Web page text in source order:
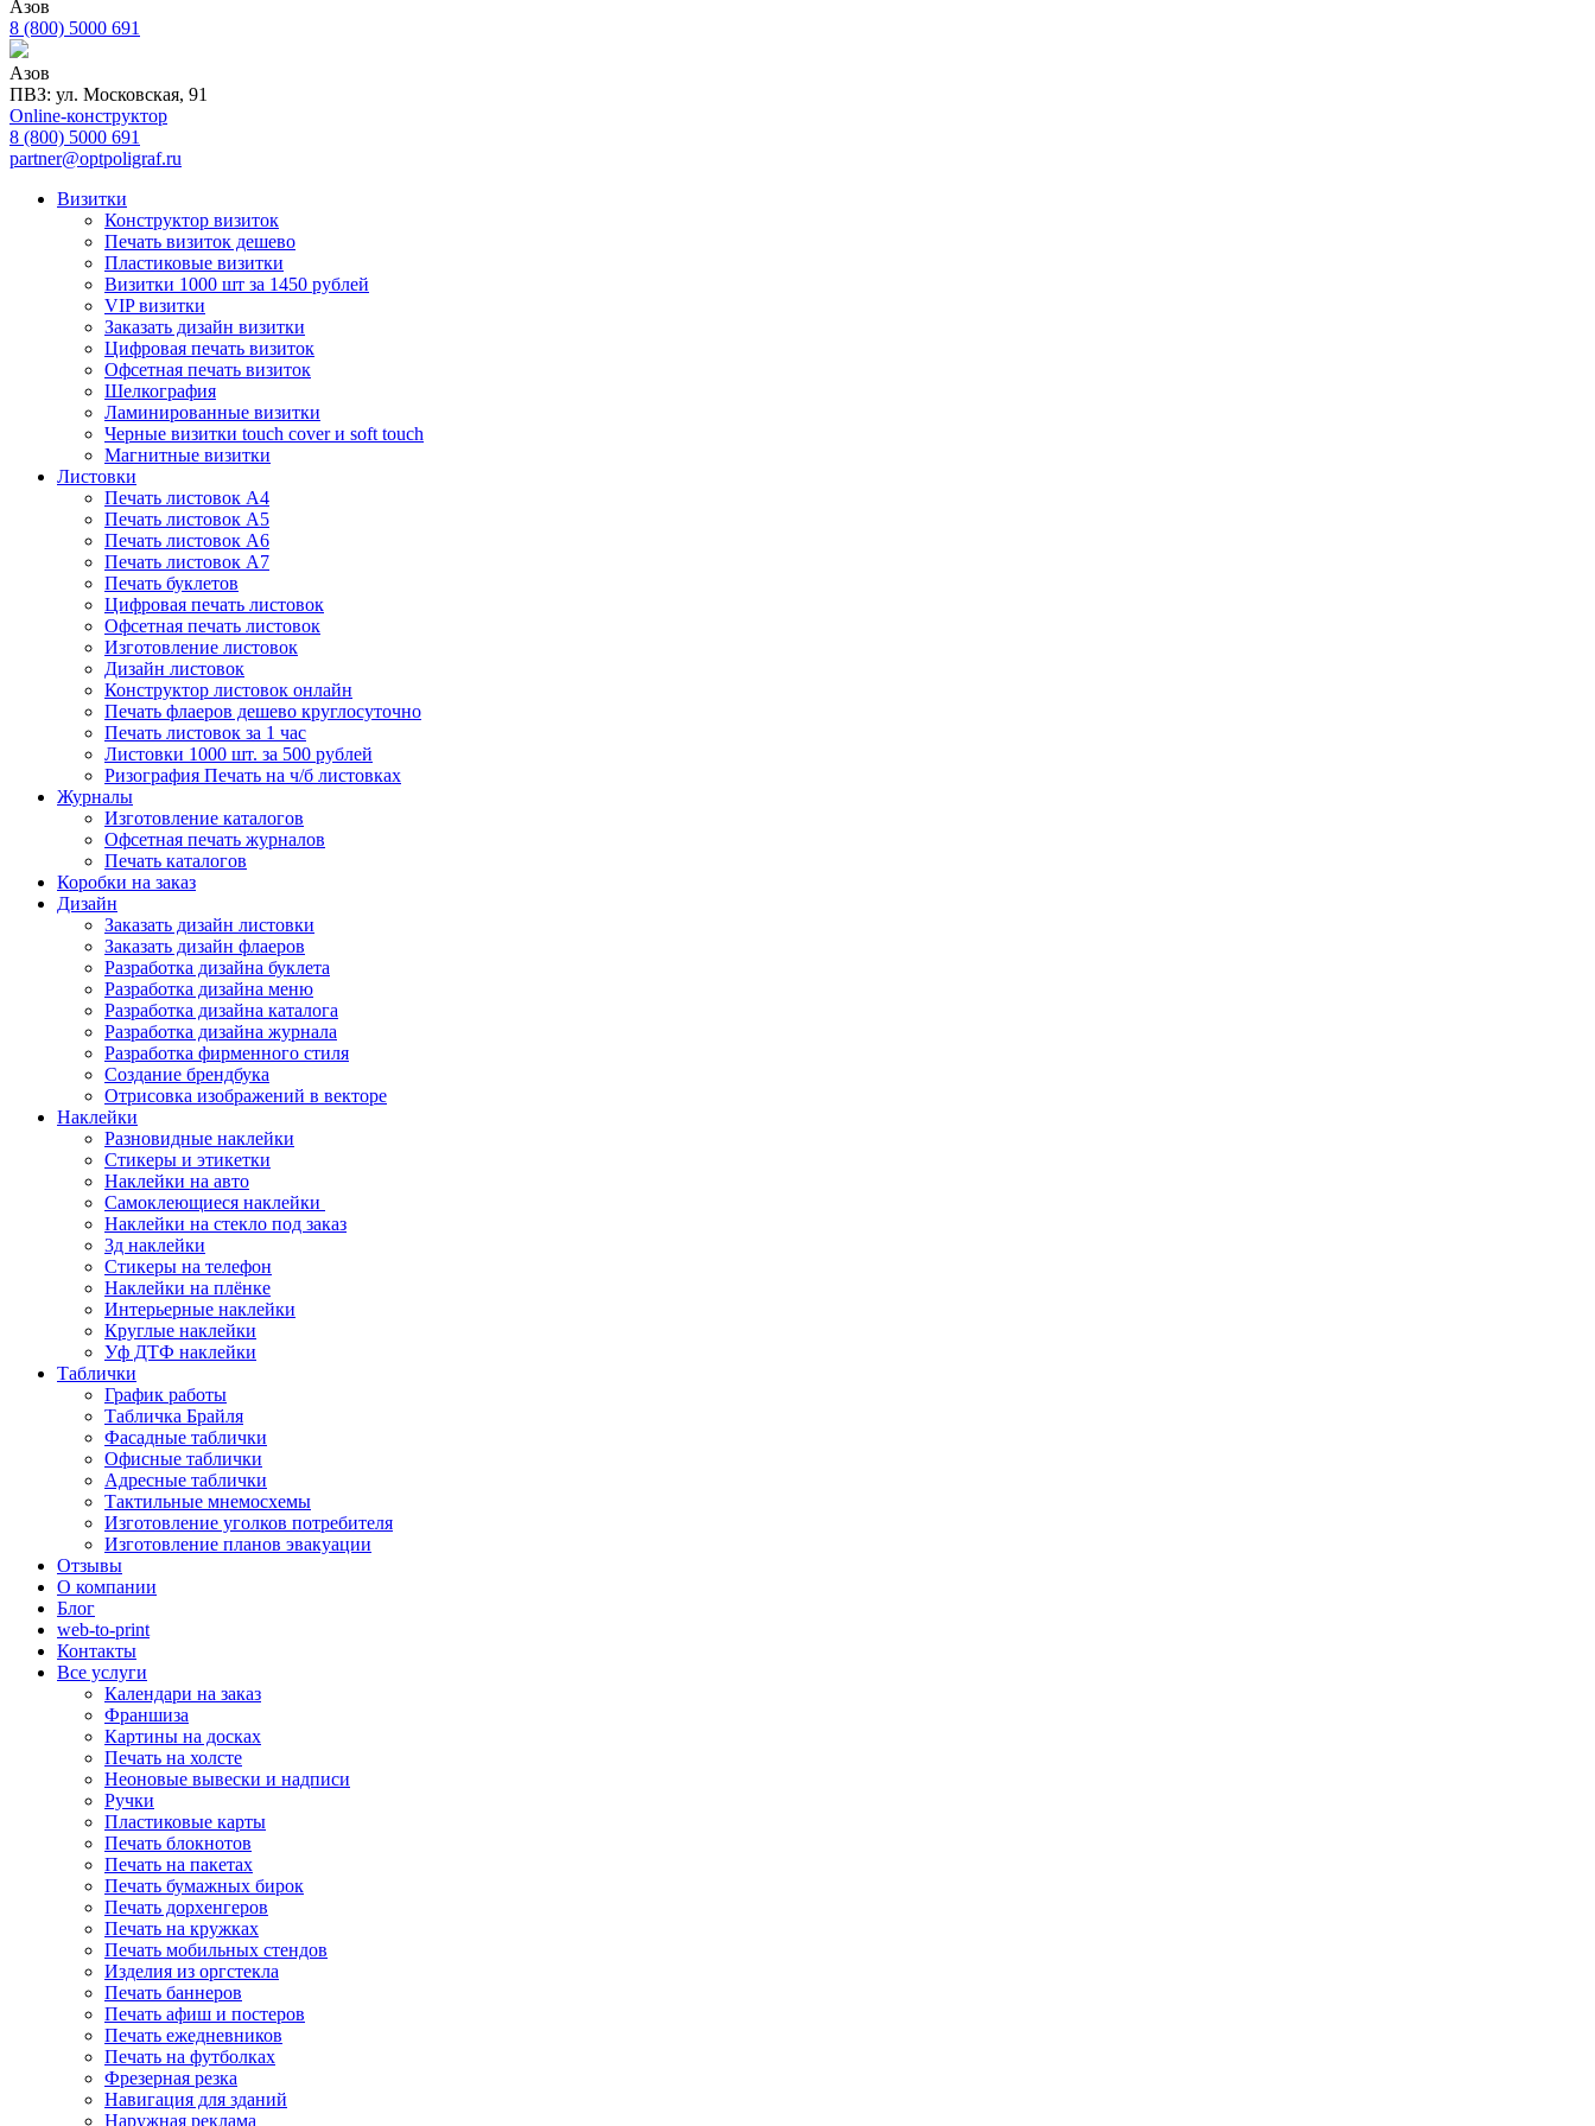
Азов
8 (800) 5000 691
Азов
ПВЗ: ул. Московская, 91
Online-конструктор
8 (800) 5000 691
partner@optpoligraf.ru
Визитки
Конструктор визиток
Печать визиток дешево
Пластиковые визитки
Визитки 1000 шт за 1450 рублей
VIP визитки
Заказать дизайн визитки
Цифровая печать визиток
Офсетная печать визиток
Шелкография
Ламинированные визитки
Черные визитки touch cover и soft touch
Магнитные визитки
Листовки
Печать листовок А4
Печать листовок А5
Печать листовок А6
Печать листовок А7
Печать буклетов
Цифровая печать листовок
Офсетная печать листовок
Изготовление листовок
Дизайн листовок
Конструктор листовок онлайн
Печать флаеров дешево круглосуточно
Печать листовок за 1 час
Листовки 1000 шт. за 500 рублей
Ризография Печать на ч/б листовках
Журналы
Изготовление каталогов
Офсетная печать журналов
Печать каталогов
Коробки на заказ
Дизайн
Заказать дизайн листовки
Заказать дизайн флаеров
Разработка дизайна буклета
Разработка дизайна меню
Разработка дизайна каталога
Разработка дизайна журнала
Разработка фирменного стиля
Создание брендбука
Отрисовка изображений в векторе
Наклейки
Разновидные наклейки
Стикеры и этикетки
Наклейки на авто
Самоклеющиеся наклейки
Наклейки на стекло под заказ
3д наклейки
Cтикеры на телефон
Наклейки на плёнке
Интерьерные наклейки
Круглые наклейки
Уф ДТФ наклейки
Таблички
График работы
Табличка Брайля
Фасадные таблички
Офисные таблички
Адресные таблички
Тактильные мнемосхемы
Изготовление уголков потребителя
Изготовление планов эвакуации
Отзывы
О компании
Блог
web-to-print
Контакты
Все услуги
Календари на заказ
Франшиза
Картины на досках
Печать на холсте
Неоновые вывески и надписи
Ручки
Пластиковые карты
Печать блокнотов
Печать на пакетах
Печать бумажных бирок
Печать дорхенгеров
Печать на кружках
Печать мобильных стендов
Изделия из оргстекла
Печать баннеров
Печать афиш и постеров
Печать ежедневников
Печать на футболках
Фрезерная резка
Навигация для зданий
Наружная реклама